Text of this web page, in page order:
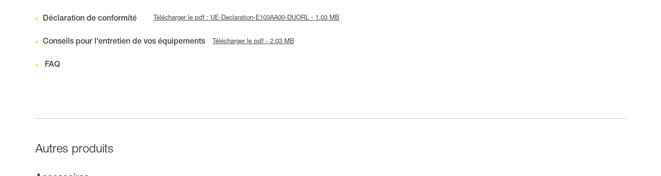
Déclaration de conformité Télécharger le pdf : UE-Declaration-E103AA00-DUORL - 1.03 MB
Conseils pour l'entretien de vos équipements Télécharger le pdf - 2.03 MB
FAQ
Autres produits